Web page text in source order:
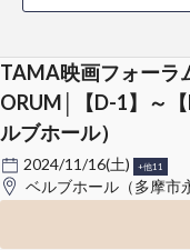
TAMA映画フォーラ
ORUM│【D-1】～
ルブホール）
2024/11/16(土) +他11
ベルブホール（多摩市